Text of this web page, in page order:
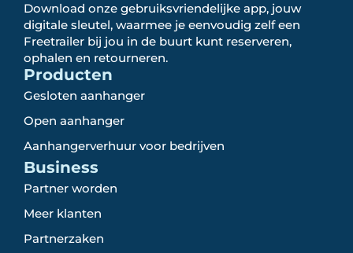
Download onze gebruiksvriendelijke app, jouw
digitale sleutel, waarmee je eenvoudig zelf een
Freetrailer bij jou in de buurt kunt reserveren,
ophalen en retourneren.
Producten
Gesloten aanhanger
Open aanhanger
Aanhangerverhuur voor bedrijven
Business
Partner worden
Meer klanten
Partnerzaken